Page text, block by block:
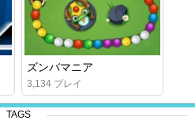
ズンバマニア
3,134 プレイ
TAGS